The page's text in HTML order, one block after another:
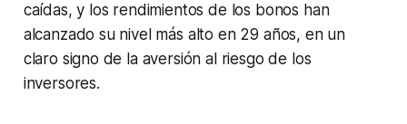
caídas, y los rendimientos de los bonos han
alcanzado su nivel más alto en 29 años, en un
claro signo de la aversión al riesgo de los
inversores.